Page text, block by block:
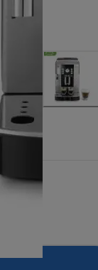
10 109,00 Kč